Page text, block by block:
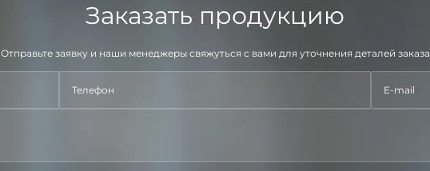
Заказать продукцию
Отправьте заявку и наши менеджеры свяжуться с вами для уточнения деталей заказа